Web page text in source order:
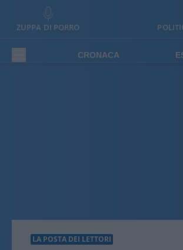
ZUPPA DI PORRO
CRONACA
LA POSTA DEI LETTORI